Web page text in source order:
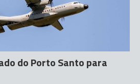
do Porto Santo para